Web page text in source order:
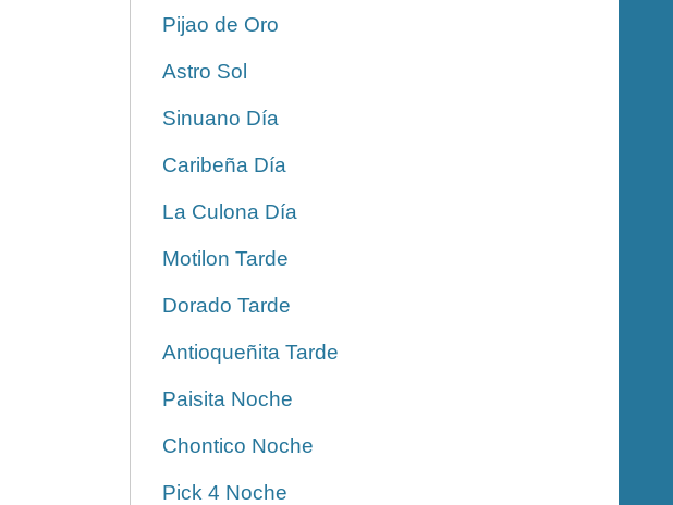
Pijao de Oro
Astro Sol
Sinuano Día
Caribeña Día
La Culona Día
Motilon Tarde
Dorado Tarde
Antioqueñita Tarde
Paisita Noche
Chontico Noche
Pick 4 Noche